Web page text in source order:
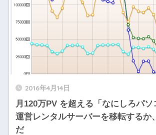
2016年4月14日
月120万PV を超える「なにしろパ
運営レンタルサーバーを移転するか
だ